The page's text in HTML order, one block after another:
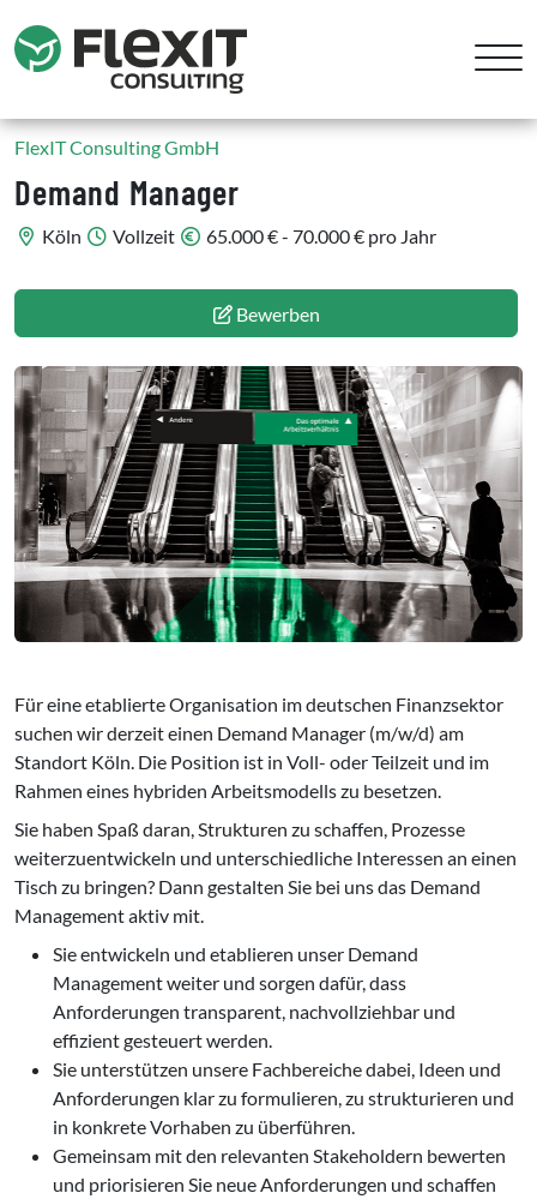
FlexIT Consulting GmbH
Demand Manager
Köln Vollzeit 65.000 € - 70.000 € pro Jahr
Bewerben
Für eine etablierte Organisation im deutschen Finanzsektor
suchen wir derzeit einen Demand Manager (m/w/d) am
Standort Köln. Die Position ist in Voll- oder Teilzeit und im
Rahmen eines hybriden Arbeitsmodells zu besetzen.
Sie haben Spaß daran, Strukturen zu schaffen, Prozesse
weiterzuentwickeln und unterschiedliche Interessen an einen
Tisch zu bringen? Dann gestalten Sie bei uns das Demand
Management aktiv mit.
Sie entwickeln und etablieren unser Demand
Management weiter und sorgen dafür, dass
Anforderungen transparent, nachvollziehbar und
effizient gesteuert werden.
Sie unterstützen unsere Fachbereiche dabei, Ideen und
Anforderungen klar zu formulieren, zu strukturieren und
in konkrete Vorhaben zu überführen.
Gemeinsam mit den relevanten Stakeholdern bewerten
und priorisieren Sie neue Anforderungen und schaffen